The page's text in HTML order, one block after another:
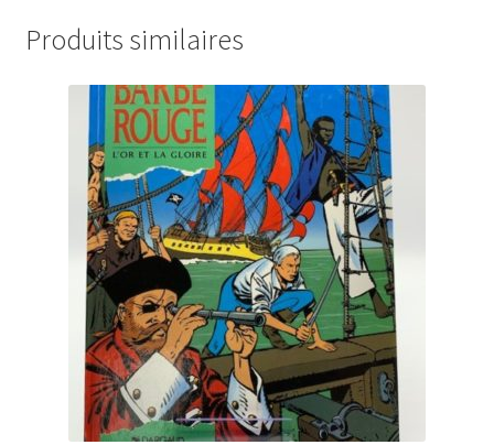
Produits similaires